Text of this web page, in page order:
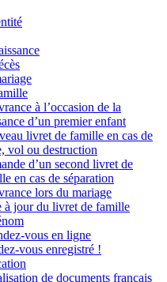
à l’occasion de la
d’un premier enfant
livret de famille en cas de
vol ou destruction
d’un second livret de
en cas de séparation
lors du mariage
à jour du livret de famille
vous en ligne
vous enregistré !
de documents français